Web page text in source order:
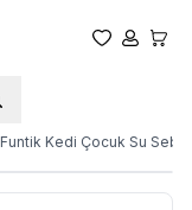
Favorilerim
Hesabım
Funtik Kedi Çocuk Su